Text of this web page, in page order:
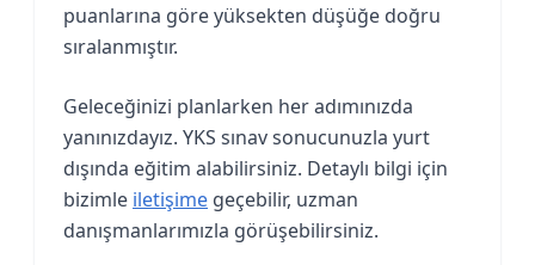
puanlarına göre yüksekten düşüğe doğru
sıralanmıştır.
Geleceğinizi planlarken her adımınızda
yanınızdayız. YKS sınav sonucunuzla yurt
dışında eğitim alabilirsiniz. Detaylı bilgi için
bizimle iletişime geçebilir, uzman
danışmanlarımızla görüşebilirsiniz.